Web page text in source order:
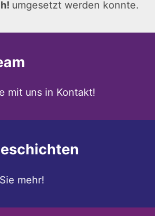
umgesetzt werden konnte.
mit uns in Kontakt!
mehr!